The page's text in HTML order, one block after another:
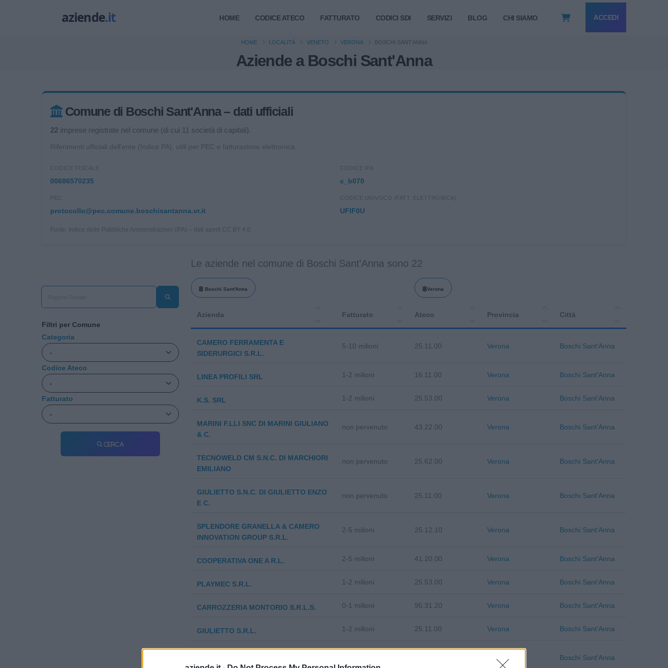
HOME CODICE ATECO FATTURATO CODICI SDI SERVIZI BLOG CHI SIAMO ACCEDI
Aziende a Boschi Sant'Anna
HOME LOCALITÀ VENETO VERONA BOSCHI SANT'ANNA
Comune di Boschi Sant'Anna – dati ufficiali
22 imprese registrate nel comune (di cui 11 società di capitali).
Riferimenti ufficiali dell'ente (Indice PA), utili per PEC e fatturazione elettronica.
CODICE FISCALE
00686570235
CODICE IPA
c_b070
PEC
protocollo@pec.comune.boschisantanna.vr.it
CODICE UNIVOCO (FATT. ELETTRONICA)
UFIF0U
Fonte: Indice delle Pubbliche Amministrazioni (IPA) – dati aperti CC BY 4.0.
Filtri per Comune
Categoria
Codice Ateco
Fatturato
Cerca
Le aziende nel comune di Boschi Sant'Anna sono 22
Boschi Sant'Anna Verona
Azienda Fatturato Ateco Provincia Città
CAMERO FERRAMENTA E
SIDERURGICI S.R.L.
5-10 milioni 25.11.00 Verona Boschi Sant'Anna
LINEA PROFILI SRL 1-2 milioni 16.11.00 Verona Boschi Sant'Anna
K.S. SRL 1-2 milioni 25.53.00 Verona Boschi Sant'Anna
MARINI F.LLI SNC DI MARINI GIULIANO
& C.
non pervenuto 43.22.00 Verona Boschi Sant'Anna
TECNOWELD CM S.N.C. DI MARCHIORI
EMILIANO
non pervenuto 25.62.00 Verona Boschi Sant'Anna
GIULIETTO S.N.C. DI GIULIETTO ENZO
E C.
non pervenuto 25.11.00 Verona Boschi Sant'Anna
SPLENDORE GRANELLA & CAMERO
INNOVATION GROUP S.R.L.
2-5 milioni 25.12.10 Verona Boschi Sant'Anna
COOPERATIVA ONE A R.L. 2-5 milioni 41.20.00 Verona Boschi Sant'Anna
PLAYMEC S.R.L. 1-2 milioni 25.53.00 Verona Boschi Sant'Anna
CARROZZERIA MONTORIO S.R.L.S. 0-1 milioni 95.31.20 Verona Boschi Sant'Anna
GIULIETTO S.R.L. 1-2 milioni 25.11.00 Verona Boschi Sant'Anna
FRANCESCO E C.
Verona Boschi Sant'Anna